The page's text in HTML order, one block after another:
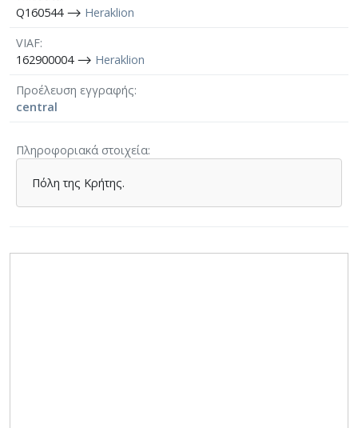
Q160544 ⟶ Heraklion
VIAF
162900004 ⟶ Heraklion
Προέλευση εγγραφής
central
Πληροφοριακά στοιχεία
Πόλη της Κρήτης.